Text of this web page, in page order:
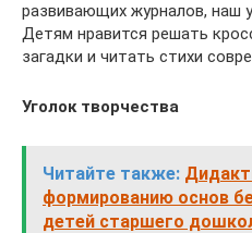
развивающих журналов, наш
Детям нравится решать
загадки и читать стихи
Уголок творчества
Читайте также:
формированию основ
детей старшего